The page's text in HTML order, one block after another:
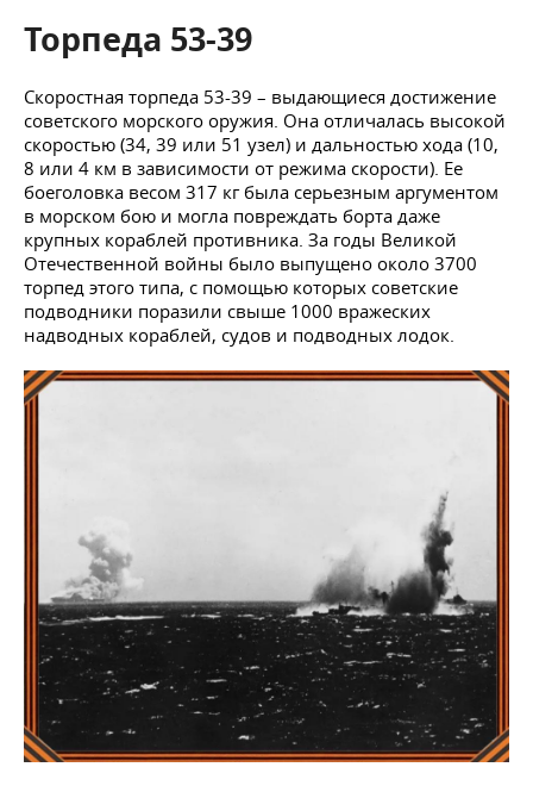
Торпеда 53-39
Скоростная торпеда 53-39 – выдающиеся достижение
советского морского оружия. Она отличалась высокой
скоростью (34, 39 или 51 узел) и дальностью хода (10,
8 или 4 км в зависимости от режима скорости). Ее
боеголовка весом 317 кг была серьезным аргументом
в морском бою и могла повреждать борта даже
крупных кораблей противника. За годы Великой
Отечественной войны было выпущено около 3700
торпед этого типа, с помощью которых советские
подводники поразили свыше 1000 вражеских
надводных кораблей, судов и подводных лодок.